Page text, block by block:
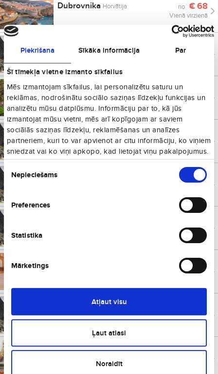
Piekrišana Sīkāka informācija Par
Šī tīmekļa vietne izmanto sīkfailus
Mēs izmantojam sīkfailus, lai personalizētu saturu un
reklāmas, nodrošinātu sociālo saziņas līdzekļu funkcijas un
analizētu mūsu datplūsmu. Informāciju par to, kā jūs
izmantojat mūsu vietni, mēs arī kopīgojam ar saviem
sociālās saziņas līdzekļu, reklamēšanas un analīzes
partneriem, kuri to var apvienot ar citu informāciju, ko viņiem
sniedzat vai ko viņi apkopo, kad lietojat viņu pakalpojumus.
Piekrišanas
izvēleNepieciešams
Preferences
Statistika
Mārketings
Atļaut visu
Ļaut atlasi
Noraidīt
Dubrovnika Horvātija no €68
Vienā virzienā
UmeoZviedrija no
Diseldorfa Vācija no
Vienā virzienā
Palanga Lietuva no € 75
Vienā virzienā
no €75
Vienā virzienā
no € 77
Vienā virzienā
Valensija €86